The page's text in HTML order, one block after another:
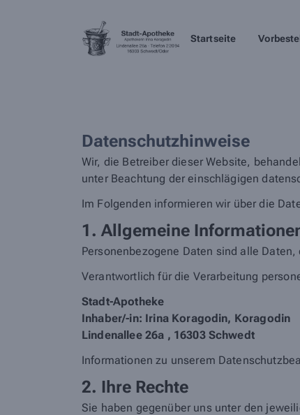
Startseite
Datenschutzhinweise
Wir, die Betreiber dieser Website,
unter Beachtung der einschlägigen
Im Folgenden informieren wir über die
1. Allgemeine
Personenbezogene Daten sind alle
Verantwortlich für die Verarbeitung
Stadt-Apotheke
Inhaber/-in: Irina Koragodin, Koragodin
Lindenallee 26a , 16303 Schwedt
Informationen zu unserem
2. Ihre Rechte
Sie haben gegenüber uns unter den